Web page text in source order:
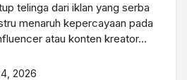
telinga dari iklan yang serba
menaruh kepercayaan pada
atau konten kreator…
2026